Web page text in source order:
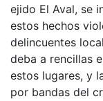
ejido El Aval, se
estos hechos
delincuentes
deba a rencillas
estos lugares, y
por bandas del